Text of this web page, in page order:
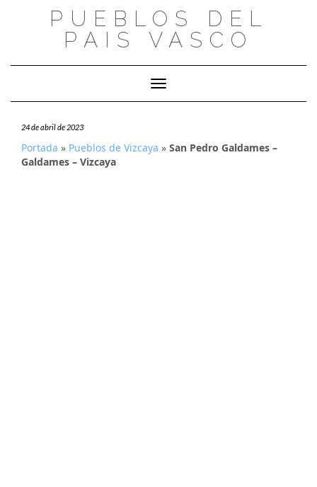
PUEBLOS DEL
PAIS VASCO
Cambiar modo de navegación
24 de abril de 2023
Portada » Pueblos de Vizcaya » San Pedro Galdames –
Galdames – Vizcaya